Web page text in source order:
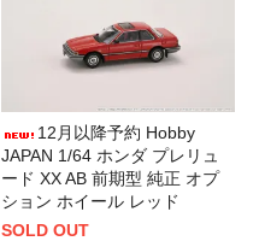
12月以降予約 Hobby
JAPAN 1/64 ホンダ プレリュ
ード XX AB 前期型 純正 オプ
ション ホイール レッド
SOLD OUT